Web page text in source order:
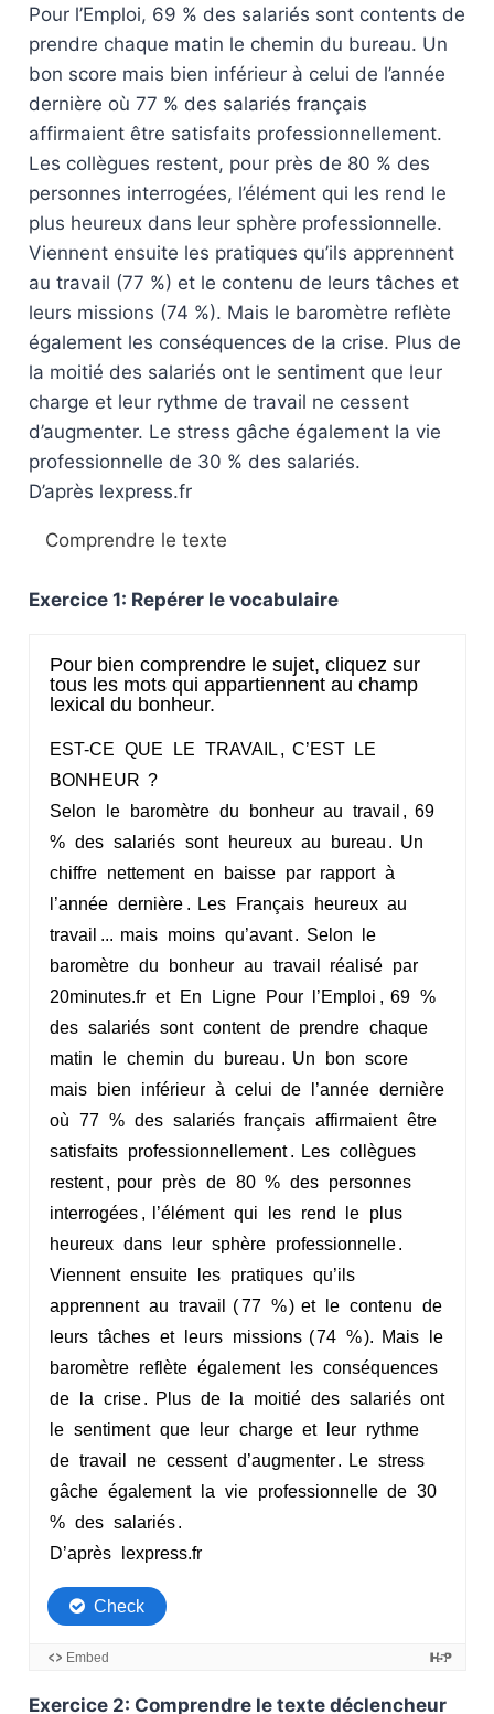
Pour l’Emploi, 69 % des salariés sont contents de
prendre chaque matin le chemin du bureau. Un
bon score mais bien inférieur à celui de l’année
dernière où 77 % des salariés français
affirmaient être satisfaits professionnellement.
Les collègues restent, pour près de 80 % des
personnes interrogées, l’élément qui les rend le
plus heureux dans leur sphère professionnelle.
Viennent ensuite les pratiques qu’ils apprennent
au travail (77 %) et le contenu de leurs tâches et
leurs missions (74 %). Mais le baromètre reflète
également les conséquences de la crise. Plus de
la moitié des salariés ont le sentiment que leur
charge et leur rythme de travail ne cessent
d’augmenter. Le stress gâche également la vie
professionnelle de 30 % des salariés.
D’après lexpress.fr
Comprendre le texte
Exercice 1: Repérer le vocabulaire
Exercice 2: Comprendre le texte déclencheur